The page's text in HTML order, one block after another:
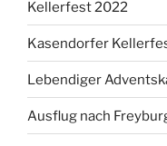
Kellerfest 2022
Kasendorfer
Lebendiger
Ausflug nach